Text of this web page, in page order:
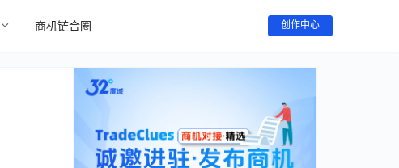
商机链合圈 创作中心